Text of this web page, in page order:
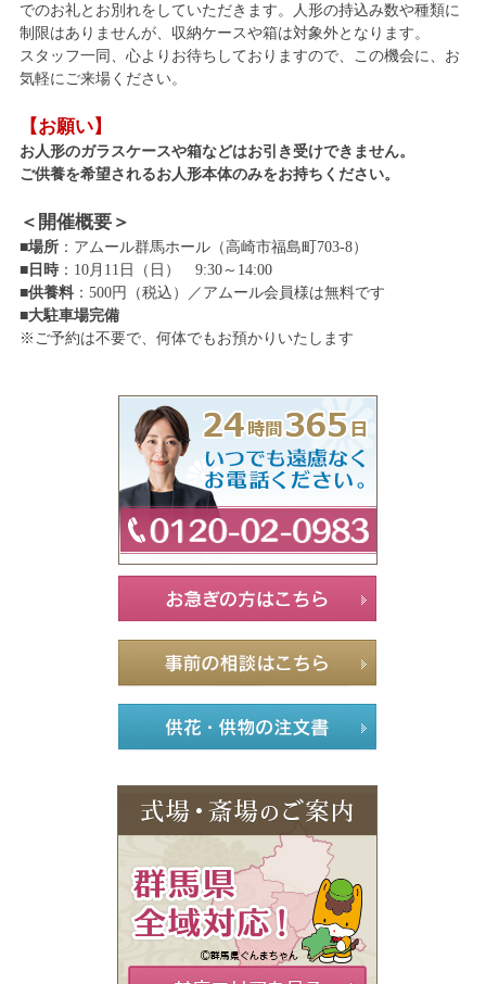
でのお礼とお別れをしていただきます。人形の持込み数や種類に
制限はありませんが、収納ケースや箱は対象外となります。
スタッフ一同、心よりお待ちしておりますので、この機会に、お
気軽にご来場ください。
【お願い】
お人形のガラスケースや箱などはお引き受けできません。
ご供養を希望されるお人形本体のみをお持ちください。
＜開催概要＞
■場所：アムール群馬ホール（高崎市福島町703-8）
■日時：10月11日（日） 9:30～14:00
■供養料：500円（税込）／アムール会員様は無料です
■大駐車場完備
※ご予約は不要で、何体でもお預かりいたします